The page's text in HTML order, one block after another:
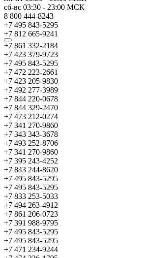
сб-вс 03:30 - 23:00 МСК
8 800 444-8243
+7 495 843-5295
+7 812 665-9241
+7 861 332-2184
+7 423 379-9723
+7 495 843-5295
+7 472 223-2661
+7 423 205-9830
+7 492 277-3989
+7 844 220-0678
+7 844 329-2470
+7 473 212-0274
+7 341 270-9860
+7 343 343-3678
+7 493 252-8706
+7 341 270-9860
+7 395 243-4252
+7 843 244-8620
+7 495 843-5295
+7 495 843-5295
+7 833 253-5033
+7 494 263-4912
+7 861 206-0723
+7 391 988-9795
+7 495 843-5295
+7 495 843-5295
+7 471 234-9244